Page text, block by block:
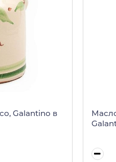
Galantino в